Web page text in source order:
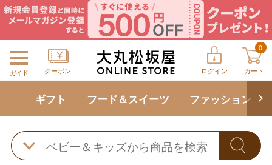
ガイド クーポン ログイン
0
カート
ギフト フード＆スイーツ ファッション